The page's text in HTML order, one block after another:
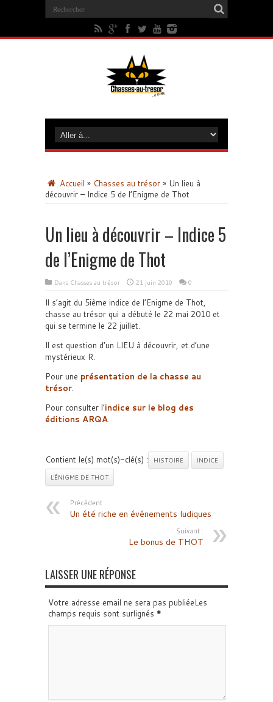
Accueil » Chasses au trésor » Un lieu à
découvrir – Indice 5 de l’Enigme de Thot
Un lieu à découvrir – Indice 5
de l’Enigme de Thot
Dans Chasses au trésor 21 juin 2010 0
Il s’agit du 5ième indice de l’Enigme de Thot,
chasse au trésor qui a débuté le 22 mai 2010 et
qui se termine le 22 juillet.
Il est question d’un LIEU à découvrir, et d’une
mystérieux R.
Pour une présentation de la chasse au
trésor.
Pour consulter l’indice sur le blog des
éditions ARQA.
Contient le(s) mot(s)-clé(s) : HISTOIRE
INDICE
L'ÉNIGME DE THOT
Précédent :
Un été riche en événements ludiques
Suivant :
Le bonus de THOT
LAISSER UNE RÉPONSE
Votre adresse email ne sera pas publiéeLes
champs requis sont surlignés *